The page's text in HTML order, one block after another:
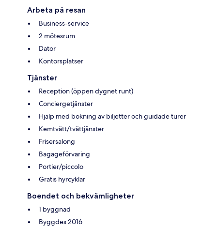
Arbeta på resan
Business-service
2 mötesrum
Dator
Kontorsplatser
Tjänster
Reception (öppen dygnet runt)
Conciergetjänster
Hjälp med bokning av biljetter och guidade turer
Kemtvätt/tvättjänster
Frisersalong
Bagageförvaring
Portier/piccolo
Gratis hyrcyklar
Boendet och bekvämligheter
1 byggnad
Byggdes 2016